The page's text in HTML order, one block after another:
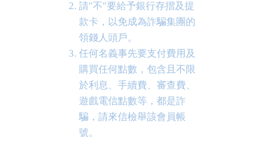
請"不"要給予銀行存摺及提
款卡，以免成為詐騙集團的
領錢人頭戶。
任何名義事先要支付費用及
購買任何點數，包含且不限
於利息、手續費、審查費、
遊戲電信點數等，都是詐
騙，請來信檢舉該會員帳
號。